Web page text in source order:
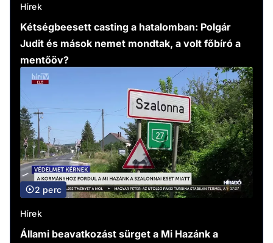
Hírek
Kétségbeesett casting a hatalomban: Polgár
Judit és mások nemet mondtak, a volt főbíró a
mentőöv?
2 perc
Hírek
Állami beavatkozást sürget a Mi Hazánk a